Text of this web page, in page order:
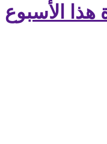
هذا الأسبوع